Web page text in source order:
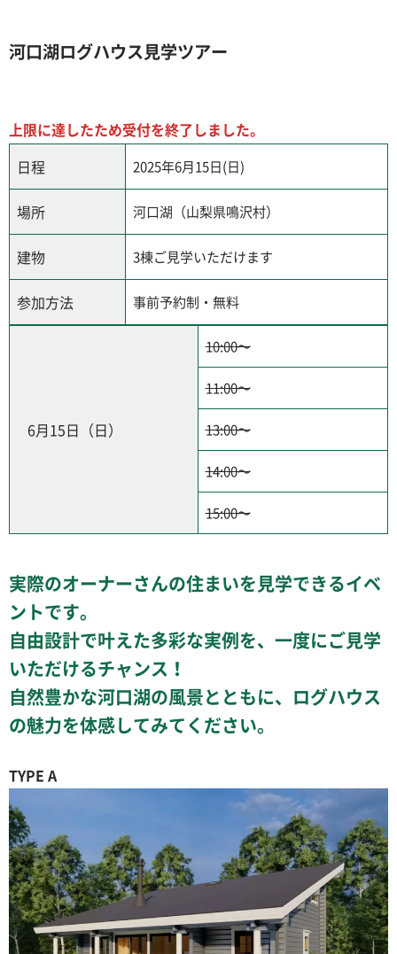
河口湖ログハウス見学ツアー
上限に達したため受付を終了しました。
日程
2025年6月15日(日)
場所 河口湖（山梨県鳴沢村）
建物 3棟ご見学いただけます
参加方法 事前予約制・無料
6月15日（日）
10:00〜
11:00〜
13:00〜
14:00〜
15:00〜
実際のオーナーさんの住まいを見学できるイベ
ントです。
自由設計で叶えた多彩な実例を、一度にご見学
いただけるチャンス！
自然豊かな河口湖の風景とともに、ログハウス
の魅力を体感してみてください。
TYPE A